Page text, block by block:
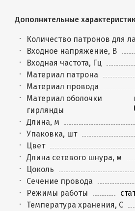
Дополнительные
Количество патронов для
Входное напряжение, В
Входная частота, Гц
Материал патрона
Материал провода
Материал оболочки
гирлянды
Длина, м
Упаковка, шт
Цвет
Длина сетевого шнура, м
Цоколь
Сечение провода
Режимы работы
Температура хранения, C